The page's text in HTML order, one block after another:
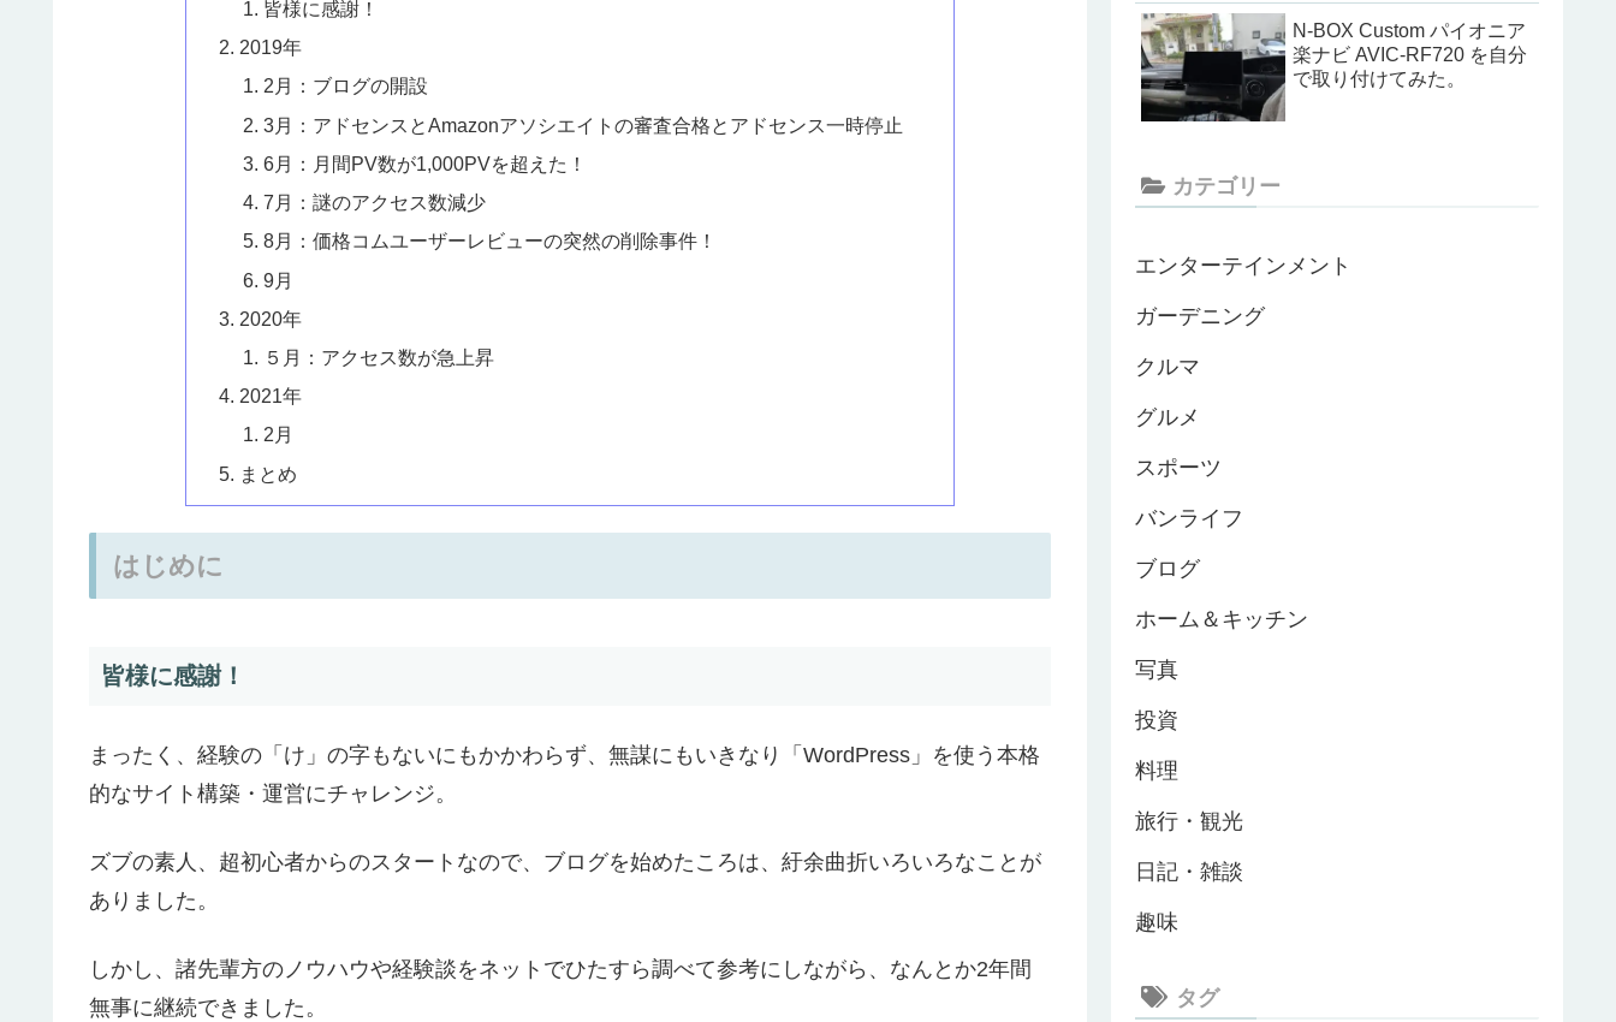
皆様に感謝！
2019年
2月：ブログの開設
3月：アドセンスとAmazonアソシエイトの審査合格とアドセンス一時停止
6月：月間PV数が1,000PVを超えた！
7月：謎のアクセス数減少
8月：価格コムユーザーレビューの突然の削除事件！
9月
2020年
５月：アクセス数が急上昇
2021年
2月
まとめ
はじめに
皆様に感謝！
まったく、経験の「け」の字もないにもかかわらず、無謀にもいきなり「WordPress」を使う本格
的なサイト構築・運営にチャレンジ。
ズブの素人、超初心者からのスタートなので、ブログを始めたころは、紆余曲折いろいろなことが
ありました。
しかし、諸先輩方のノウハウや経験談をネットでひたすら調べて参考にしながら、なんとか2年間
無事に継続できました。
N-BOX Custom パイオニア
楽ナビ AVIC-RF720 を自分
で取り付けてみた。
カテゴリー
エンターテインメント
ガーデニング
クルマ
グルメ
スポーツ
バンライフ
ブログ
ホーム＆キッチン
写真
投資
料理
旅行・観光
日記・雑談
趣味
タグ